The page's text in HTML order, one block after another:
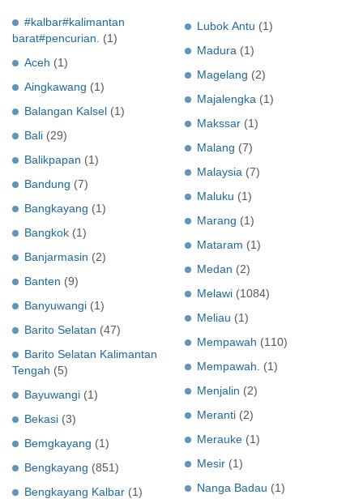
#kalbar#kalimantan
barat#pencurian.
(1)
Aceh (1)
Aingkawang (1)
Balangan Kalsel (1)
Bali (29)
Balikpapan (1)
Bandung (7)
Bangkayang (1)
Bangkok (1)
Banjarmasin (2)
Banten (9)
Banyuwangi (1)
Barito Selatan (47)
Barito Selatan Kalimantan
Tengah (5)
Bayuwangi (1)
Bekasi (3)
Bemgkayang (1)
Bengkayang (851)
Bengkayang Kalbar (1)
Lubok Antu (1)
Madura (1)
Magelang (2)
Majalengka (1)
Makssar (1)
Malang (7)
Malaysia (7)
Maluku (1)
Marang (1)
Mataram (1)
Medan (2)
Melawi (1084)
Meliau (1)
Mempawah (110)
Mempawah.
(1)
Menjalin (2)
Meranti (2)
Merauke (1)
Mesir (1)
Nanga Badau (1)